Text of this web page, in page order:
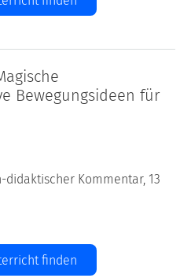
Bewegungsideen für
Kommentar, 13
finden